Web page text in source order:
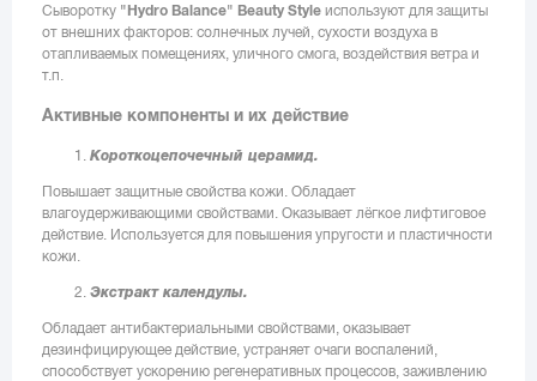
Сыворотку "Hydro Balance" Beauty Style используют для защиты
от внешних факторов: солнечных лучей, сухости воздуха в
отапливаемых помещениях, уличного смога, воздействия ветра и
т.п.
Активные компоненты и их действие
Короткоцепочечный церамид.
Повышает защитные свойства кожи. Обладает
влагоудерживающими свойствами. Оказывает лёгкое лифтиговое
действие. Используется для повышения упругости и пластичности
кожи.
Экстракт календулы.
Обладает антибактериальными свойствами, оказывает
дезинфицирующее действие, устраняет очаги воспалений,
способствует ускорению регенеративных процессов, заживлению